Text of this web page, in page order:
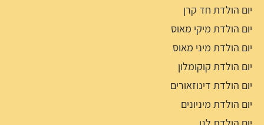
יום הולדת חד קרן
יום הולדת מיקי מאוס
יום הולדת מיני מאוס
יום הולדת קוקומלון
יום הולדת דינוזאורים
יום הולדת מיניונים